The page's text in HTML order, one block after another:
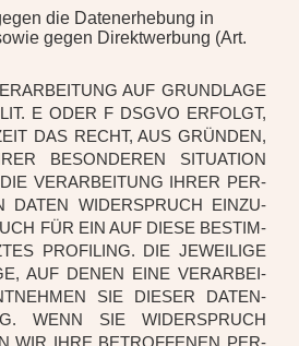
die Datenerhebung in
gegen Direktwerbung (Art.
AUF GRUND­LA­GE
E ODER F DSGVO ERFOLGT,
DAS RECHT, AUS GRÜN­DEN,
BESON­DE­REN SITUA­TI­ON
VER­AR­BEI­TUNG IHRER PER­
DATEN WIDER­SPRUCH EIN­ZU­
FÜR EIN AUF DIE­SE BESTIM­
PRO­FIL­ING. DIE JEWEI­LI­GE
AUF DENEN EINE VER­AR­BEI­
SIE DIE­SER DATEN­
WENN SIE WIDER­SPRUCH
WIR IHRE BETROF­FE­NEN PER­